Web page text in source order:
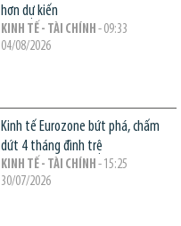
hơn dự kiến
KINH TẾ - TÀI CHÍNH - 09:33
04/08/2026
Kinh tế Eurozone bứt phá, chấm
dứt 4 tháng đình trệ
KINH TẾ - TÀI CHÍNH - 15:25
30/07/2026